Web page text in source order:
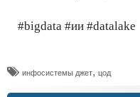
#bigdata #ии #datalake
инфосистемы джет, цод